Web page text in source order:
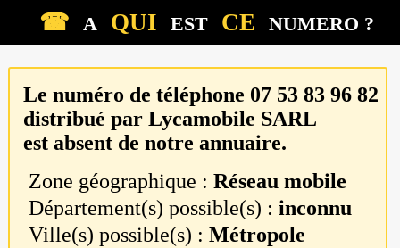
☎ A QUI EST CE NUMERO ?
Le numéro de téléphone 07 53 83 96 82
distribué par Lycamobile SARL
est absent de notre annuaire.
Zone géographique :Réseau mobile
Département(s) possible(s) :inconnu
Ville(s) possible(s) :Métropole